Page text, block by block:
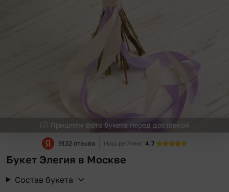
Пришлем фото букета перед доставкой
9132 отзыва Наш рейтинг 4.7
Букет Элегия в Москве
Состав букета